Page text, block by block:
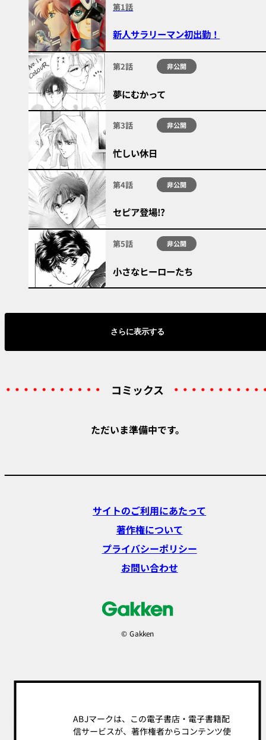
第1話
新人サラリーマン初出勤！
第2話 非公開
夢にむかって
第3話 非公開
忙しい休日
第4話 非公開
セピア登場!?
第5話 非公開
小さなヒーローたち
さらに表示する
コミックス
ただいま準備中です。
サイトのご利用にあたって
著作権について
プライバシーポリシー
お問い合わせ
© Gakken
ABJマークは、この電子書店・電子書籍配
信サービスが、著作権者からコンテンツ使